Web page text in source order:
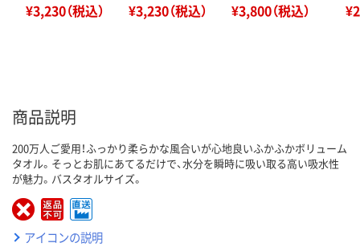
¥3,230（税込） ¥3,230（税込） ¥3,800（税込）
商品説明
200万人ご愛用！ふっかり柔らかな風合いが心地良いふかふかボリューム
タオル。そっとお肌にあてるだけで、水分を瞬時に吸い取る高い吸水性
が魅力。バスタオルサイズ。
アイコンの説明